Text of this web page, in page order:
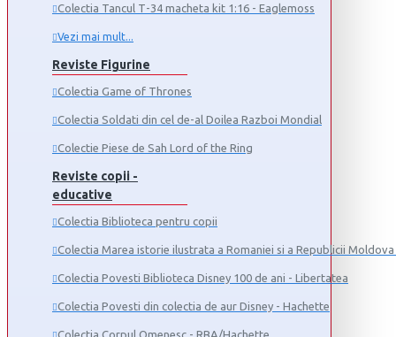
Colectia Tancul Т-34 macheta kit 1:16 - Eaglemoss
Vezi mai mult...
Reviste Figurine
Colectia Game of Thrones
Colectia Soldati din cel de-al Doilea Razboi Mondial
Colectie Piese de Sah Lord of the Ring
Reviste copii -
educative
Colectia Biblioteca pentru copii
Colectia Marea istorie ilustrata a Romaniei si a Republicii
Colectia Povesti Biblioteca Disney 100 de ani - Libertatea
Colectia Povesti din colectia de aur Disney - Hachette
Colectia Corpul Omenesc - RBA/Hachette